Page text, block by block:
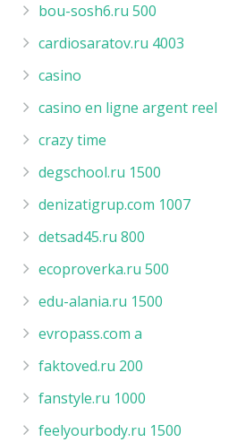
bou-sosh6.ru 500
cardiosaratov.ru 4003
casino
casino en ligne argent reel
crazy time
degschool.ru 1500
denizatigrup.com 1007
detsad45.ru 800
ecoproverka.ru 500
edu-alania.ru 1500
evropass.com a
faktoved.ru 200
fanstyle.ru 1000
feelyourbody.ru 1500